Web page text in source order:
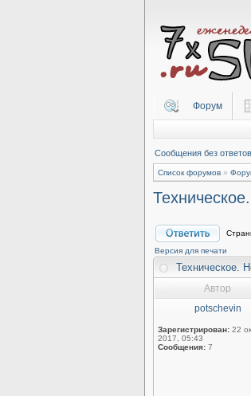
Форум
Сообщения без ответов
Список форумов »
Версия для печати
Техническое.
Автор
potschevin
Зарегистрирован: 22
2017, 05:43
Сообщения: 7